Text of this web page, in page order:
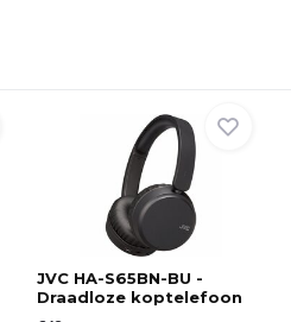
JVC HA-S65BN-BU -
Draadloze koptelefoon